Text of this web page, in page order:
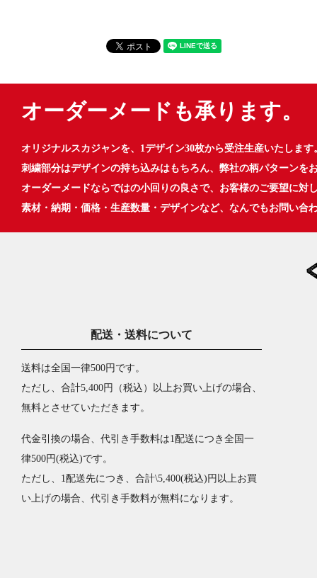
オーダーメードも承ります。
オリジナルスカジャンを、1デザイン30枚から受注生産いたします
刺繍部分はデザインの持ち込みはもちろん、弊社の柄パターンを
オーダーメードならではの小回りの良さで、お客様のご要望に対
素材・納期・価格・生産数量・デザインなど、なんでもお問い合
配送・送料について
送料は全国一律500円です。
ただし、合計5,400円（税込）以上お買い上げの場合、
無料とさせていただきます。
代金引換の場合、代引き手数料は1配送につき全国一
律500円(税込)です。
ただし、1配送先につき、合計\5,400(税込)円以上お買
い上げの場合、代引き手数料が無料になります。